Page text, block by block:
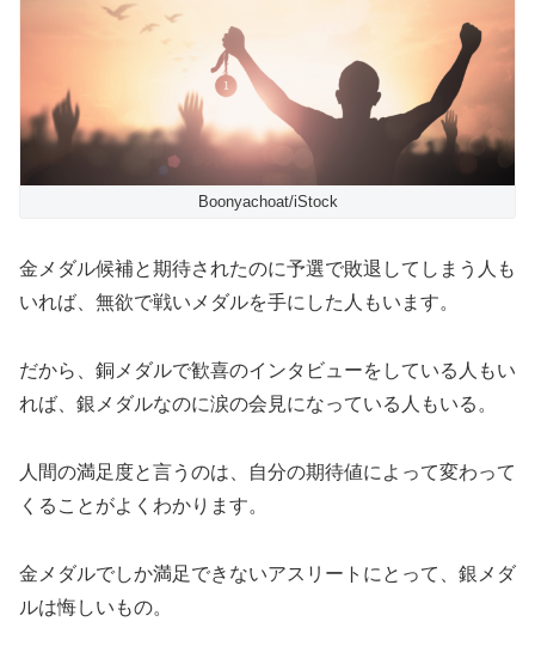
Boonyachoat/iStock
金メダル候補と期待されたのに予選で敗退してしまう人も
いれば、無欲で戦いメダルを手にした人もいます。
だから、銅メダルで歓喜のインタビューをしている人もい
れば、銀メダルなのに涙の会見になっている人もいる。
人間の満足度と言うのは、自分の期待値によって変わって
くることがよくわかります。
金メダルでしか満足できないアスリートにとって、銀メダ
ルは悔しいもの。